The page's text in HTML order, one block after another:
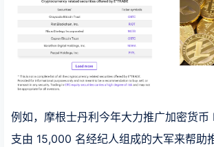
例如，摩根士丹利今年大力推广加密货币
支由 15,000 名经纪人组成的大军来帮助